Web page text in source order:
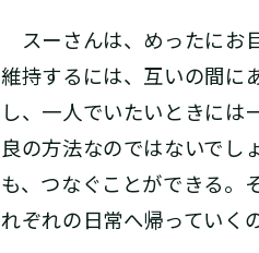
スーさんは、めったにお
維持するには、互いの間に
し、一人でいたいときには
良の方法なのではないでし
も、つなぐことができる。
れぞれの日常へ帰っていくの